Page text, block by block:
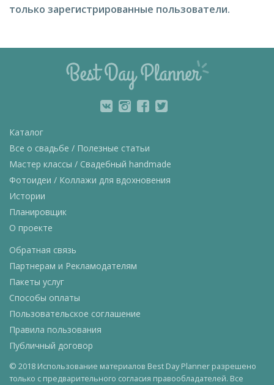
только зарегистрированные пользователи.
Каталог
Все о свадьбе / Полезные статьи
Мастер классы / Свадебный handmade
Фотоидеи / Коллажи для вдохновения
Истории
Планировщик
О проекте
Обратная связь
Партнерам и Рекламодателям
Пакеты услуг
Способы оплаты
Пользовательское соглашение
Правила пользования
Публичный договор
© 2018 Использование материалов Best Day Planner разрешено
только с предварительного согласия правообладателей. Все